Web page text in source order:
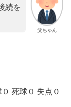
父ちゃん
続を
死球０ 失点０